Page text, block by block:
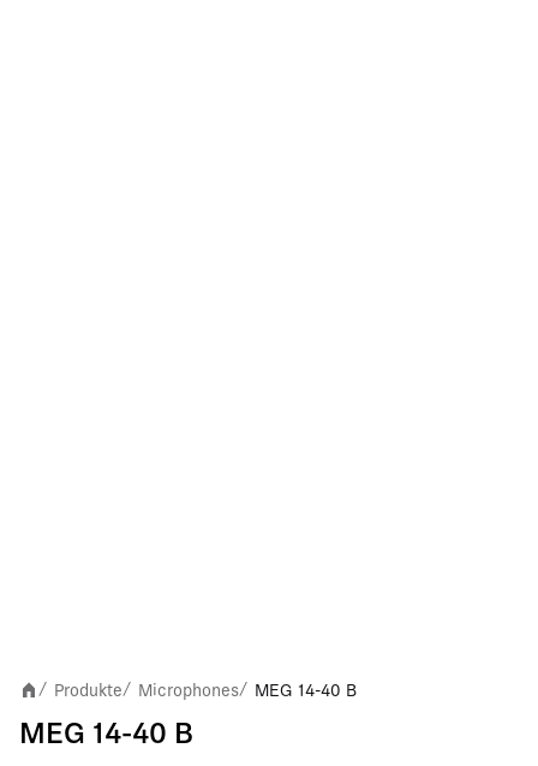
/ Produkte/ Microphones/ MEG 14-40 B
MEG 14-40 B